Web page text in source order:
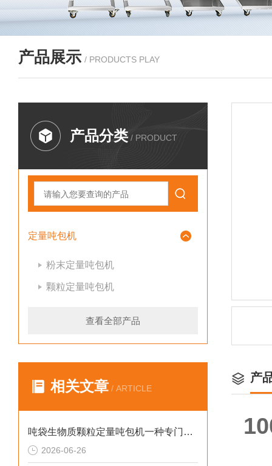
产品展示 / PRODUCTS PLAY
产品分类 / PRODUCT
定量吨包机
粉末定量吨包机
颗粒定量吨包机
查看全部产品
相关文章 / ARTICLE
吨袋生物质颗粒定量吨包机一种专门用于吨袋设备
2026-06-26
产